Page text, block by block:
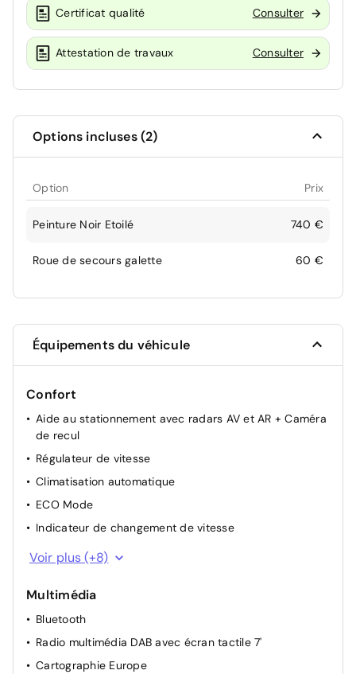
Certificat qualité Consulter
Attestation de travaux Consulter
Options incluses (2)
Option Prix
Peinture Noir Etoilé 740 €
Roue de secours galette 60 €
Équipements du véhicule
Confort
Aide au stationnement avec radars AV et AR + Caméra
de recul
Régulateur de vitesse
Climatisation automatique
ECO Mode
Indicateur de changement de vitesse
Appuie-têtes avant
Lunette arrière chauffante
Rétroviseurs extérieurs électriques dégivrants
Rétroviseur intérieur électrochrome
Lève-vitres AV électriques (impulsionnel conducteur)
Voir plus (+8)
Multimédia
Bluetooth
Radio multimédia DAB avec écran tactile 7'
Cartographie Europe